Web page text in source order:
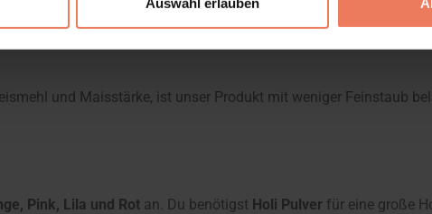
damit eine Absorbierung der Farbpartikel in die Lungen.
und Maisstärke, ist unser Produkt mit weniger Feinstaub
Pink, Lila und Rot an. Du benötigst Holi Pulver für eine große